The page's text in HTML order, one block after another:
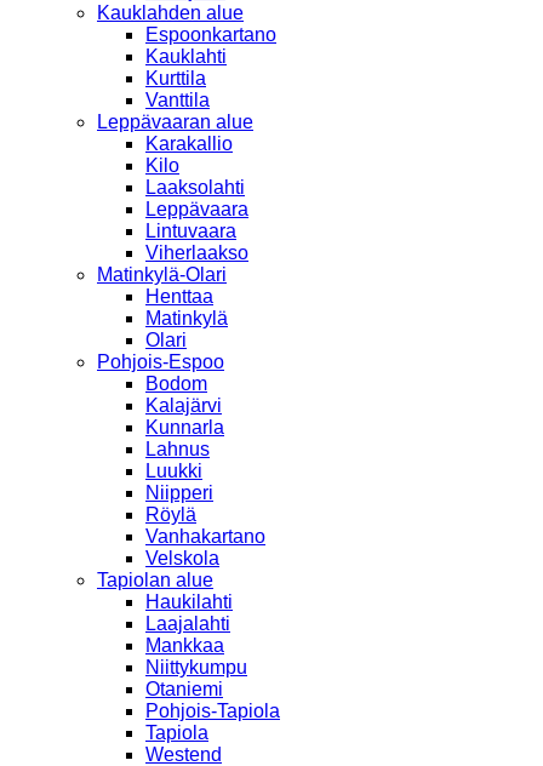
Kauklahden alue
Espoonkartano
Kauklahti
Kurttila
Vanttila
Leppävaaran alue
Karakallio
Kilo
Laaksolahti
Leppävaara
Lintuvaara
Viherlaakso
Matinkylä-Olari
Henttaa
Matinkylä
Olari
Pohjois-Espoo
Bodom
Kalajärvi
Kunnarla
Lahnus
Luukki
Niipperi
Röylä
Vanhakartano
Velskola
Tapiolan alue
Haukilahti
Laajalahti
Mankkaa
Niittykumpu
Otaniemi
Pohjois-Tapiola
Tapiola
Westend